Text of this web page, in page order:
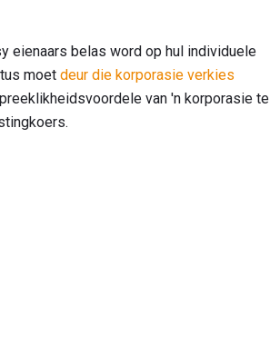
eienaars belas word op hul individuele
moet deur die korporasie verkies
van 'n korporasie te